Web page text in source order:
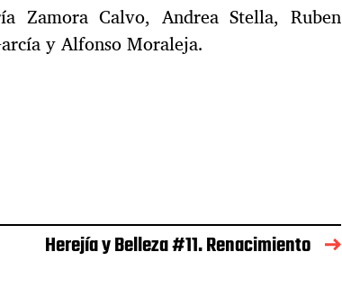
Zamora Calvo, Andrea Stella, Ruben
y Alfonso Moraleja.
Herejía y Belleza #11. Renacimiento